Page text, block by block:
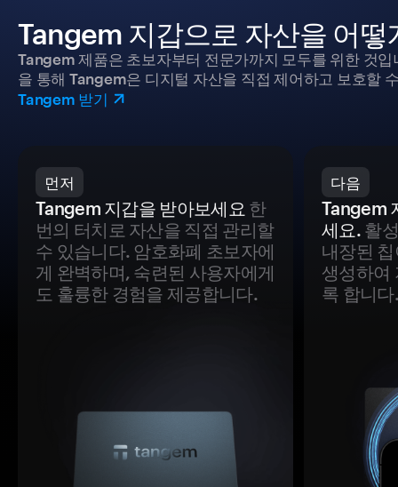
Tangem 지갑으로 자산을 어떻
Tangem 제품은 초보자부터 전문가까지 모두를 위한 것
을 통해 Tangem은 디지털 자산을 직접 제어하고 보호할
Tangem 받기
먼저
Tangem 지갑을 받아보세요 한
번의 터치로 자산을 직접 관리할
수 있습니다. 암호화폐 초보자에
게 완벽하며, 숙련된 사용자에게
도 훌륭한 경험을 제공합니다.
다음
Tangem
세요.활
내장된
생성하여
록 합니다.